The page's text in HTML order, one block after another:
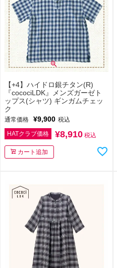
【+4】ハイドロ銀チタン(R)
『cocociLDK』メンズガーゼト
ップス(シャツ) ギンガムチェッ
ク
通常価格 ¥9,900 税込
HATクラブ価格
¥8,910 税込
カート追加